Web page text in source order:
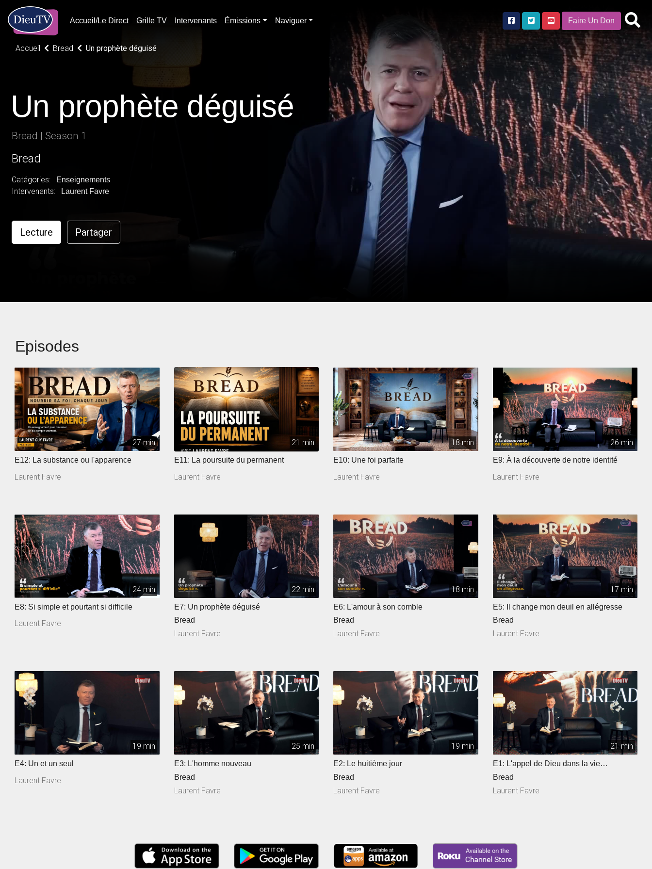
Accueil/Le Direct Grille TV Intervenants Émissions Naviguer Faire Un Don
Accueil Bread Un prophète déguisé
Un prophète déguisé
Bread | Season 1
Bread
Catégories: Enseignements
Intervenants: Laurent Favre
Lecture Partager
Episodes
27 min
E12: La substance ou l'apparence
Laurent Favre
21 min
E11: La poursuite du permanent
Laurent Favre
18 min
E10: Une foi parfaite
Laurent Favre
26 min
E9: À la découverte de notre identité
Laurent Favre
24 min
E8: Si simple et pourtant si difficile
Laurent Favre
22 min
E7: Un prophète déguisé
Bread
Laurent Favre
18 min
E6: L'amour à son comble
Bread
Laurent Favre
17 min
E5: Il change mon deuil en allégresse
Bread
Laurent Favre
19 min
E4: Un et un seul
Laurent Favre
25 min
E3: L'homme nouveau
Bread
Laurent Favre
19 min
E2: Le huitième jour
Bread
Laurent Favre
21 min
E1: L'appel de Dieu dans la vie
d'Abraham
Bread
Laurent Favre